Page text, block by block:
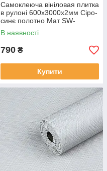
Самоклеюча вініловая плитка
в рулоні 600х3000х2мм Сіро-
синє полотно Мат SW-
00002035
В наявності
790 ₴
Купити